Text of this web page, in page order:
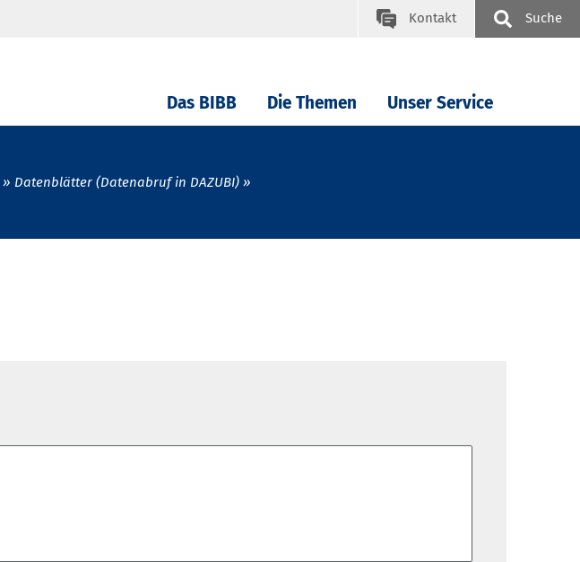
Kontakt Suche
Das BIBB Die Themen Unser Service
Datenblätter (Datenabruf in DAZUBI)